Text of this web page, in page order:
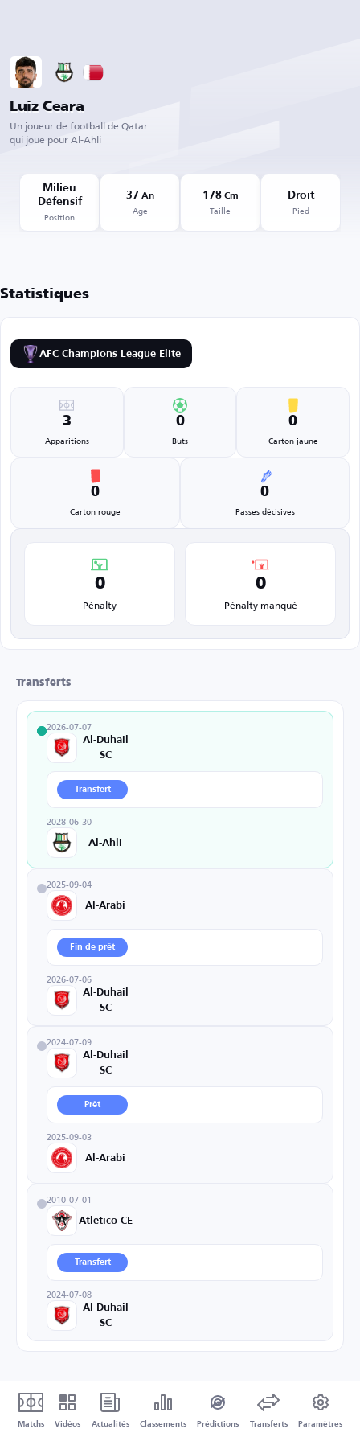
Luiz Ceara
Un joueur de football de Qatar
qui joue pour Al-Ahli
Milieu
Défensif
Position
37 An
Âge
178Cm
Taille
Droit
Pied
Statistiques
AFC Champions League Elite
3
Apparitions
0
Buts
0
Carton jaune
0
Carton rouge
0
Passes décisives
0
Pénalty
0
Pénalty manqué
Transferts
2026-07-07
Al-Duhail
SC
Transfert
2028-06-30
Al-Ahli
2025-09-04
Al-Arabi
Fin de prêt
2026-07-06
Al-Duhail
SC
2024-07-09
Al-Duhail
SC
Prêt
2025-09-03
Al-Arabi
2010-07-01
Atlético-CE
Transfert
2024-07-08
Al-Duhail
SC
Matchs Vidéos Actualités Classements Prédictions Transferts Paramètres